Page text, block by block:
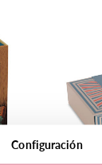
Configuración